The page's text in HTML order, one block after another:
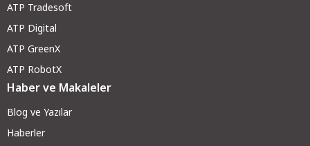
ATP Tradesoft
ATP Digital
ATP GreenX
ATP RobotX
Haber ve Makaleler
Blog ve Yazılar
Haberler